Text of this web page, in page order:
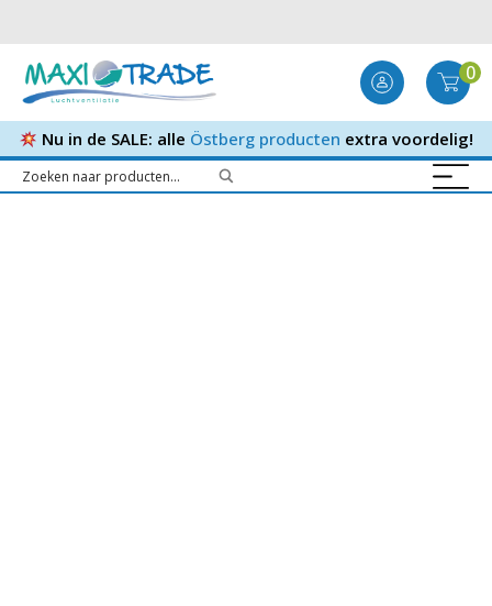
0
Nu in de SALE: alle Östberg producten extra voordelig!